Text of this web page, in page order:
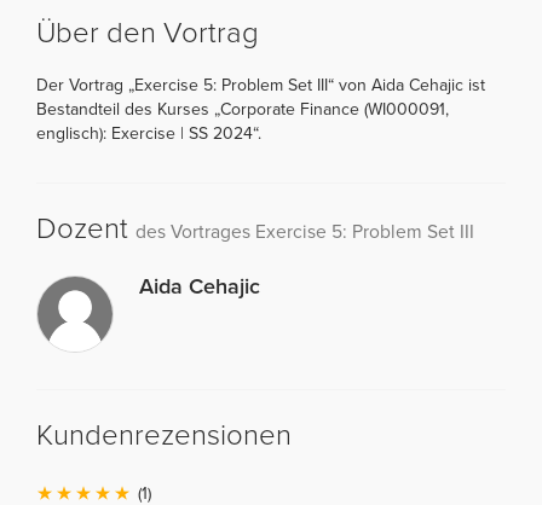
Über den Vortrag
Der Vortrag „Exercise 5: Problem Set III“ von Aida Cehajic ist
Bestandteil des Kurses „Corporate Finance (WI000091,
englisch): Exercise | SS 2024“.
Dozent des Vortrages Exercise 5: Problem Set III
Aida Cehajic
Kundenrezensionen
(1)